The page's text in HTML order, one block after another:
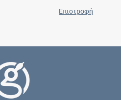
Επιστροφή